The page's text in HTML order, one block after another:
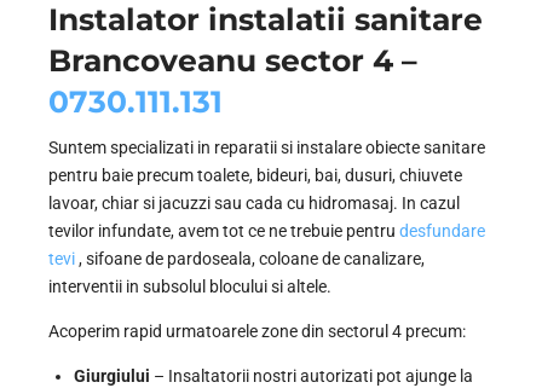
Instalator instalatii sanitare
Brancoveanu sector 4 –
0730.111.131
Suntem specializati in reparatii si instalare obiecte sanitare
pentru baie precum toalete, bideuri, bai, dusuri, chiuvete
lavoar, chiar si jacuzzi sau cada cu hidromasaj. In cazul
tevilor infundate, avem tot ce ne trebuie pentru desfundare
tevi, sifoane de pardoseala, coloane de canalizare,
interventii in subsolul blocului si altele.
Acoperim rapid urmatoarele zone din sectorul 4 precum:
Giurgiului – Insaltatorii nostri autorizati pot ajunge la